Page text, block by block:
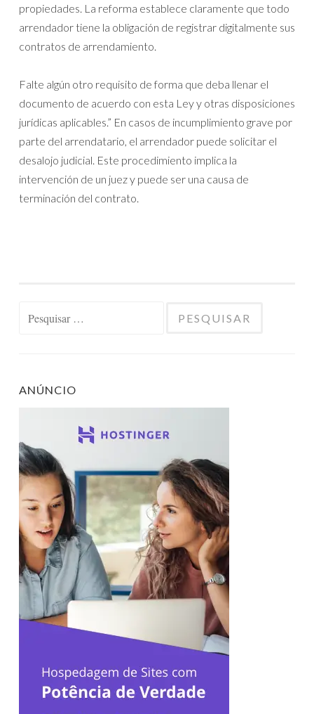
propiedades. La reforma establece claramente que todo
arrendador tiene la obligación de registrar digitalmente sus
contratos de arrendamiento.
Falte algún otro requisito de forma que deba llenar el
documento de acuerdo con esta Ley y otras disposiciones
jurídicas aplicables.” En casos de incumplimiento grave por
parte del arrendatario, el arrendador puede solicitar el
desalojo judicial. Este procedimiento implica la
intervención de un juez y puede ser una causa de
terminación del contrato.
ANÚNCIO